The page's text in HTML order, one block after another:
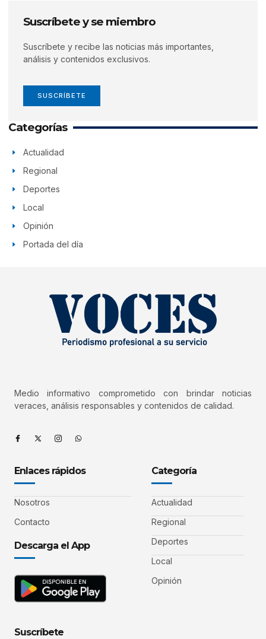
Suscríbete y se miembro
Suscríbete y recibe las noticias más importantes,
análisis y contenidos exclusivos.
SUSCRÍBETE
Categorías
Actualidad
Regional
Deportes
Local
Opinión
Portada del día
Medio informativo comprometido con brindar noticias
veraces, análisis responsables y contenidos de calidad.
Enlaces rápidos
Nosotros
Contacto
Descarga el App
Categoría
Actualidad
Regional
Deportes
Local
Opinión
Suscríbete